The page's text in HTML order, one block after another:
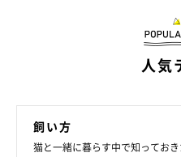
人気
飼い方
猫と一緒に暮らす中で知ってお